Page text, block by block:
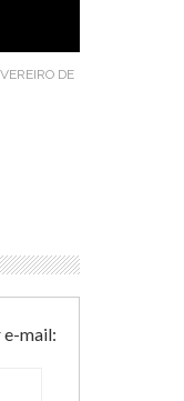
DE
e-mail: